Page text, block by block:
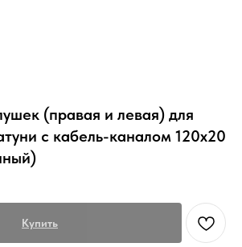
(правая и левая) для
с кабель-каналом 120х20
Купить